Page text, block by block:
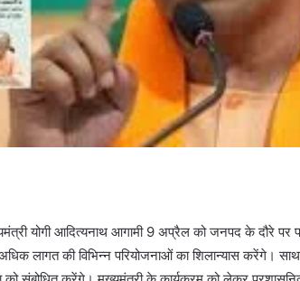
योगी आदित्यनाथ आगामी 9 अप्रैल को जनपद के दौरे पर
लागत की विभिन्न परियोजनाओं का शिलान्यास करेंगे।